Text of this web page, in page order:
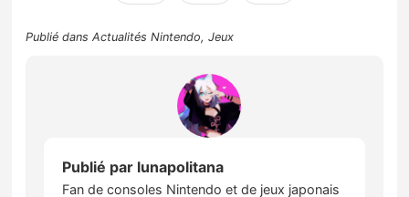
Publié dansActualités Nintendo,Jeux
Publié par lunapolitana
Fan de consoles Nintendo et de jeux japonais